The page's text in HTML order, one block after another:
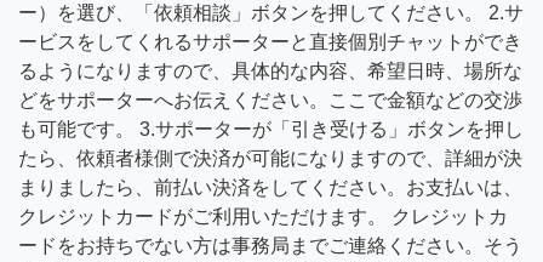
ー）を選び、「依頼相談」ボタンを押してください。 2.サ
ービスをしてくれるサポーターと直接個別チャットができ
るようになりますので、具体的な内容、希望日時、場所な
どをサポーターへお伝えください。ここで金額などの交渉
も可能です。 3.サポーターが「引き受ける」ボタンを押し
たら、依頼者様側で決済が可能になりますので、詳細が決
まりましたら、前払い決済をしてください。お支払いは、
クレジットカードがご利用いただけます。 クレジットカ
ードをお持ちでない方は事務局までご連絡ください。そう